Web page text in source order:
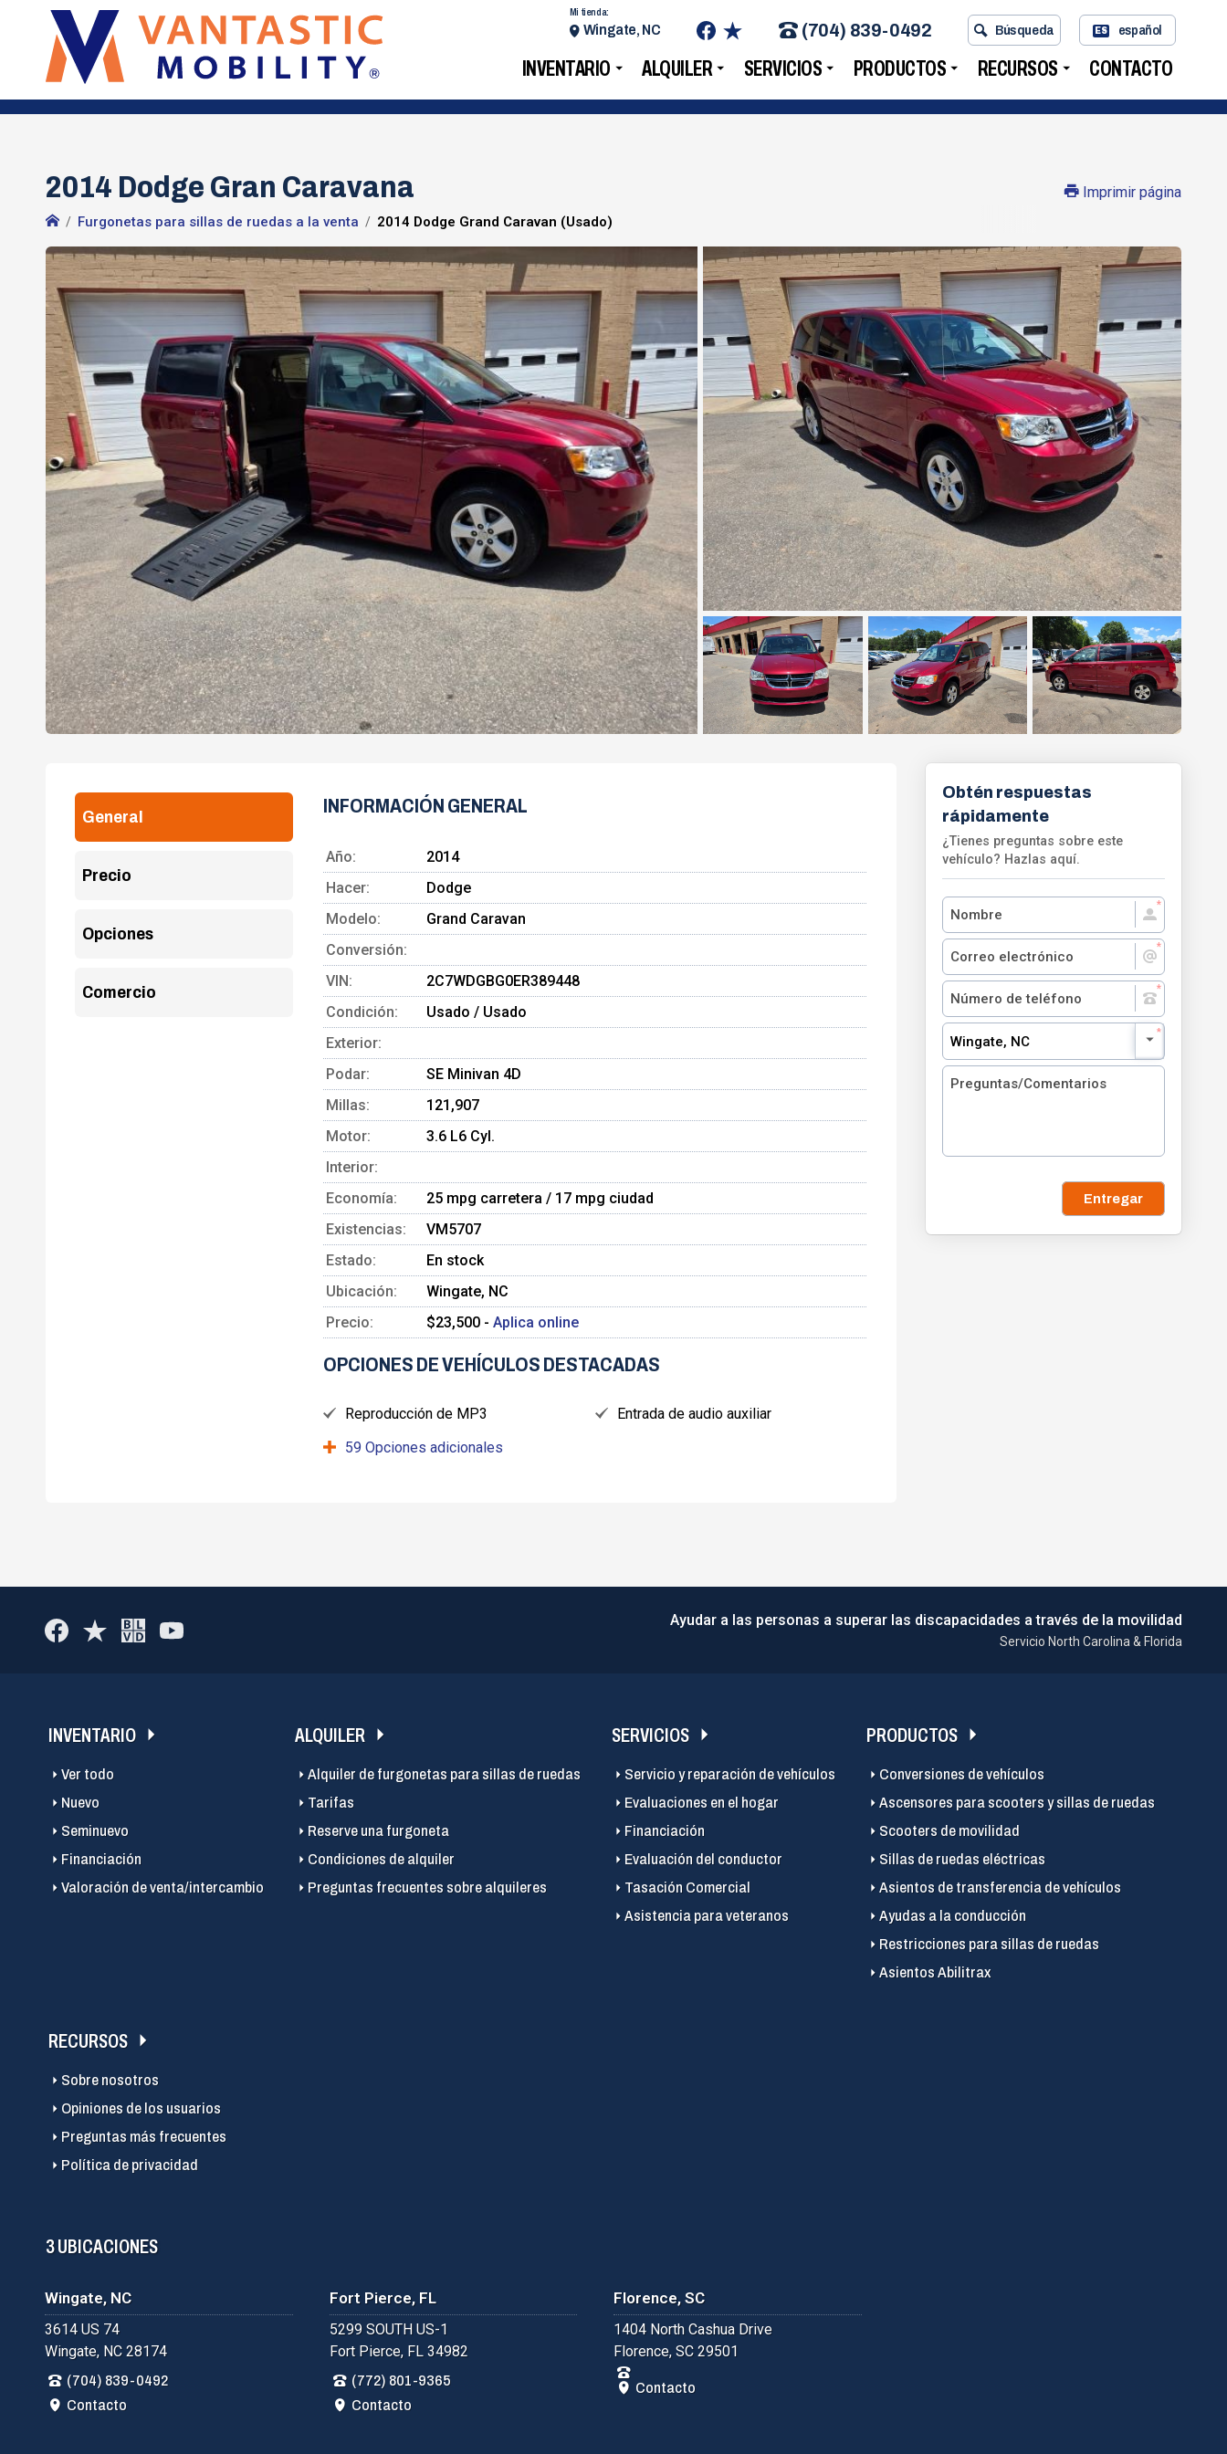
INVENTARIO ALQUILER SERVICIOS PRODUCTOS RECURSOS CONTACTO
Mi tienda:
Wingate, NC (704) 839-0492 Búsqueda ES español
2014 Dodge Gran Caravana
Furgonetas para sillas de ruedas a la venta 2014 Dodge Grand Caravan (Usado)
Imprimir página
General
Precio
Opciones
Comercio
INFORMACIÓN GENERAL
Año:
2014
Hacer:
Dodge
Modelo:
Grand Caravan
Conversión:
VIN:
2C7WDGBG0ER389448
Condición:
Usado / Usado
Exterior:
Podar:
SE Minivan 4D
Millas:
121,907
Motor:
3.6 L6 Cyl.
Interior:
Economía:
25 mpg carretera / 17 mpg ciudad
Existencias:
VM5707
Estado:
En stock
Ubicación:
Wingate, NC
Precio:
$23,500 - Aplica online
OPCIONES DE VEHÍCULOS DESTACADAS
Reproducción de MP3
Entrada de audio auxiliar
59 Opciones adicionales
Obtén respuestas
rápidamente
¿Tienes preguntas sobre este
vehículo? Hazlas aquí.
Wingate, NC
Entregar
Ayudar a las personas a superar las discapacidades a través de la movilidad
Servicio North Carolina & Florida
INVENTARIO
Ver todo
Nuevo
Seminuevo
Financiación
Valoración de venta/intercambio
ALQUILER
Alquiler de furgonetas para sillas de ruedas
Tarifas
Reserve una furgoneta
Condiciones de alquiler
Preguntas frecuentes sobre alquileres
SERVICIOS
Servicio y reparación de vehículos
Evaluaciones en el hogar
Financiación
Evaluación del conductor
Tasación Comercial
Asistencia para veteranos
PRODUCTOS
Conversiones de vehículos
Ascensores para scooters y sillas de ruedas
Scooters de movilidad
Sillas de ruedas eléctricas
Asientos de transferencia de vehículos
Ayudas a la conducción
Restricciones para sillas de ruedas
Asientos Abilitrax
RECURSOS
Sobre nosotros
Opiniones de los usuarios
Preguntas más frecuentes
Política de privacidad
3 UBICACIONES
Wingate, NC
3614 US 74
Wingate, NC 28174
(704) 839-0492
Contacto
Fort Pierce, FL
5299 SOUTH US-1
Fort Pierce, FL 34982
(772) 801-9365
Contacto
Florence, SC
1404 North Cashua Drive
Florence, SC 29501
Contacto